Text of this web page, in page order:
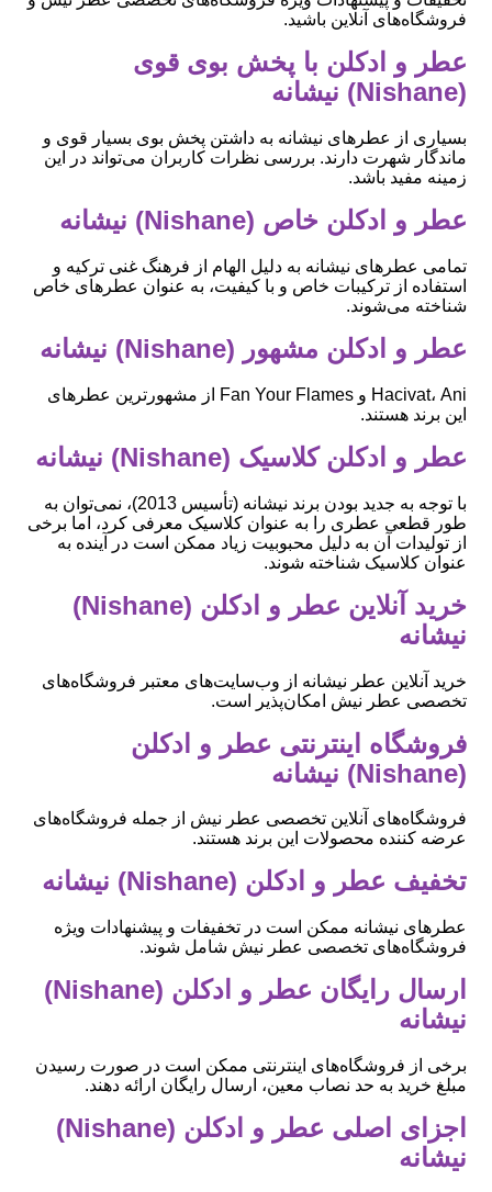
فروشگاه‌های آنلاین باشید.
عطر و ادکلن با پخش بوی قوی
(Nishane) نیشانه
بسیاری از عطرهای نیشانه به داشتن پخش بوی بسیار قوی و
ماندگار شهرت دارند. بررسی نظرات کاربران می‌تواند در این
زمینه مفید باشد.
عطر و ادکلن خاص (Nishane) نیشانه
تمامی عطرهای نیشانه به دلیل الهام از فرهنگ غنی ترکیه و
استفاده از ترکیبات خاص و با کیفیت، به عنوان عطرهای خاص
شناخته می‌شوند.
عطر و ادکلن مشهور (Nishane) نیشانه
Hacivat، Ani و Fan Your Flames از مشهورترین عطرهای
این برند هستند.
عطر و ادکلن کلاسیک (Nishane) نیشانه
با توجه به جدید بودن برند نیشانه (تأسیس 2013)، نمی‌توان به
طور قطعی عطری را به عنوان کلاسیک معرفی کرد، اما برخی
از تولیدات آن به دلیل محبوبیت زیاد ممکن است در آینده به
عنوان کلاسیک شناخته شوند.
خرید آنلاین عطر و ادکلن (Nishane)
نیشانه
خرید آنلاین عطر نیشانه از وب‌سایت‌های معتبر فروشگاه‌های
تخصصی عطر نیش امکان‌پذیر است.
فروشگاه اینترنتی عطر و ادکلن
(Nishane) نیشانه
فروشگاه‌های آنلاین تخصصی عطر نیش از جمله فروشگاه‌های
عرضه کننده محصولات این برند هستند.
تخفیف عطر و ادکلن (Nishane) نیشانه
عطرهای نیشانه ممکن است در تخفیفات و پیشنهادات ویژه
فروشگاه‌های تخصصی عطر نیش شامل شوند.
ارسال رایگان عطر و ادکلن (Nishane)
نیشانه
برخی از فروشگاه‌های اینترنتی ممکن است در صورت رسیدن
مبلغ خرید به حد نصاب معین، ارسال رایگان ارائه دهند.
اجزای اصلی عطر و ادکلن (Nishane)
نیشانه